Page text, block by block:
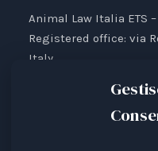
Animal Law Italia ETS
Registered office: via
Italy.
IBAN: